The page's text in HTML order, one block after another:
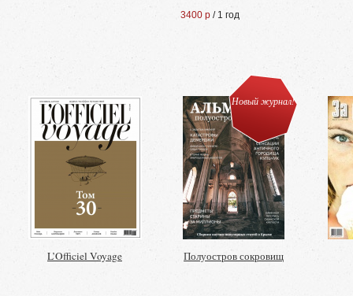
3400 р / 1 год
L’Officiel Voyage
Новый журнал!
Полуостров сокровищ